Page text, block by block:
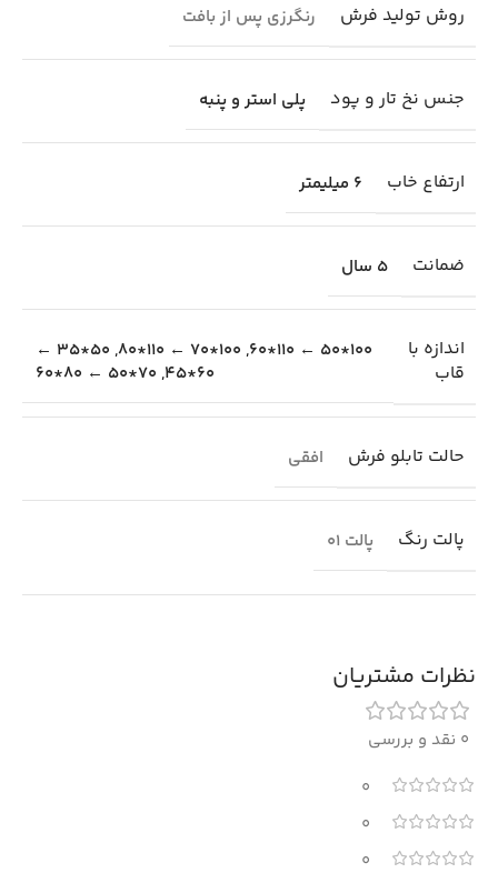
روش تولید فرش رنگرزی پس از بافت
جنس نخ تار و پود پلی استر و پنبه
ارتفاع خاب 6 میلیمتر
ضمانت 5 سال
اندازه با
قاب
100*50 ← 110*60
,
100*70 ← 110*80
,
50*35 ←
60*45
,
70*50 ← 80*60
حالت تابلو فرش افقی
پالت رنگ پالت 01
نظرات مشتریان
0 نقد و بررسی
0
0
0